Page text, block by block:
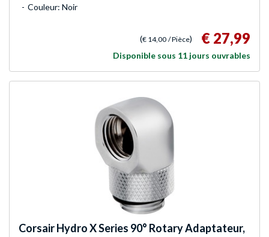
Couleur: Noir
(€ 14,00 / Pièce) € 27,99
Disponible sous 11 jours ouvrables
CorsairHydro X Series 90° Rotary Adaptateur,